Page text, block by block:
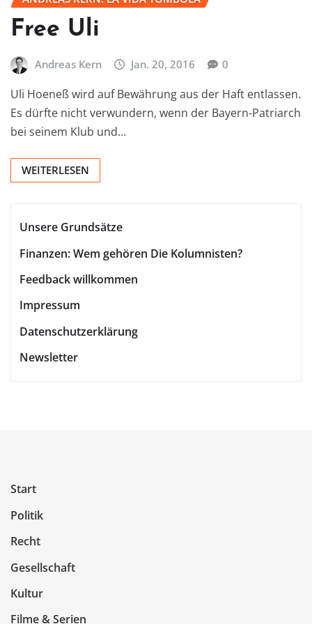
Free Uli
Andreas Kern Jan. 20, 2016 0
Uli Hoeneß wird auf Bewährung aus der Haft entlassen.
Es dürfte nicht verwundern, wenn der Bayern-Patriarch
bei seinem Klub und…
WEITERLESEN
Unsere Grundsätze
Finanzen: Wem gehören Die Kolumnisten?
Feedback willkommen
Impressum
Datenschutzerklärung
Newsletter
Start
Politik
Recht
Gesellschaft
Kultur
Filme & Serien